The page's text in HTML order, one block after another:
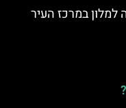
במרכז העיר